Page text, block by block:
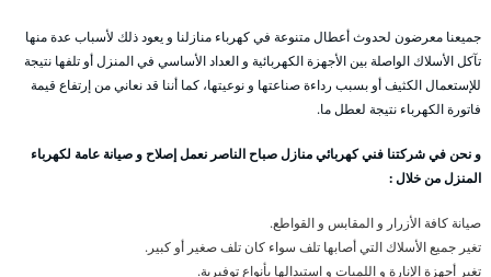
جميعنا معرضون لحدوث أعطال متنوعة في كهرباء منازلنا و يعود ذلك لأسباب عدة منها
تآكل الأسلاك الواصلة بين الأجهزة الكهربائية و العداد الأساسي في المنزل أو تلفها نتيجة
للإستعمال الكثيف أو بسبب رداءة صناعتها و نوعيتها، كما أننا قد نعاني من إرتفاع قيمة
فاتورة الكهرباء نتيجة لعطل ما.
و نحن في شركتنا فني كهربائي منازل صباح الناصر نعمل إصلاح و صيانة عامة لكهرباء
المنزل من خلال :
صيانة كافة الأزرار و المقابس و القواطع.
تغير جميع الأسلاك التي أصابها تلف سواء كان تلف صغير أو كبير.
تغير أجهزة الإنارة و اللمبات و استبدالها بأنواع توفيرية.